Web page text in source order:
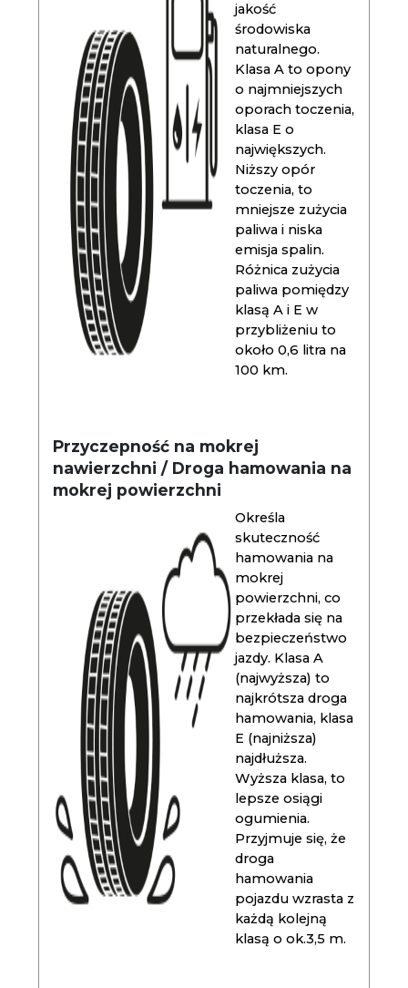
jakość
środowiska
naturalnego.
Klasa A to opony
o najmniejszych
oporach toczenia,
klasa E o
największych.
Niższy opór
toczenia, to
mniejsze zużycia
paliwa i niska
emisja spalin.
Różnica zużycia
paliwa pomiędzy
klasą A i E w
przybliżeniu to
około 0,6 litra na
100 km.
Przyczepność na mokrej
nawierzchni / Droga hamowania na
mokrej powierzchni
Określa
skuteczność
hamowania na
mokrej
powierzchni, co
przekłada się na
bezpieczeństwo
jazdy. Klasa A
(najwyższa) to
najkrótsza droga
hamowania, klasa
E (najniższa)
najdłuższa.
Wyższa klasa, to
lepsze osiągi
ogumienia.
Przyjmuje się, że
droga
hamowania
pojazdu wzrasta z
każdą kolejną
klasą o ok.3,5 m.